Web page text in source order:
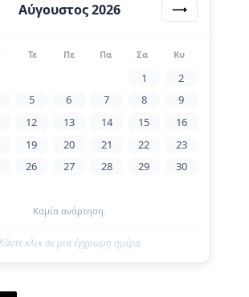
Αύγουστος 2026 ⟶
Τε Πε Πα Σα Κυ
1
2
5 6 7 8
9
12 13 14 15
16
19 20 21 22
23
26 27 28 29
30
Καμία ανάρτηση.
Κάντε κλικ σε μια έγχρωμη ημέρα